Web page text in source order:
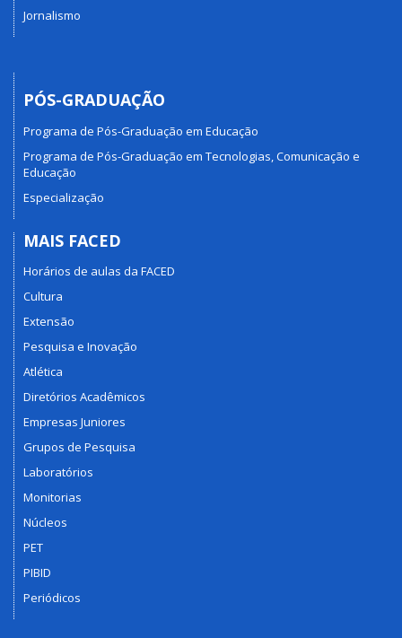
Jornalismo
PÓS-GRADUAÇÃO
Programa de Pós-Graduação em Educação
Programa de Pós-Graduação em Tecnologias, Comunicação e
Educação
Especialização
MAIS FACED
Horários de aulas da FACED
Cultura
Extensão
Pesquisa e Inovação
Atlética
Diretórios Acadêmicos
Empresas Juniores
Grupos de Pesquisa
Laboratórios
Monitorias
Núcleos
PET
PIBID
Periódicos